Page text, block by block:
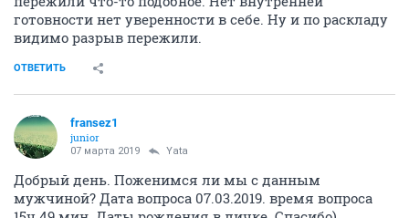
готовности нет уверенности в себе. Ну и по раскладу
видимо разрыв пережили.
ОТВЕТИТЬ
fransez1
junior
07 марта 2019 Yata
Добрый день. Поженимся ли мы с данным
мужчиной? Дата вопроса 07.03.2019. время вопроса